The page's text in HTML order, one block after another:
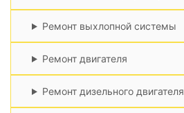
Ремонт выхлопной системы
Ремонт двигателя
Ремонт дизельного двигателя